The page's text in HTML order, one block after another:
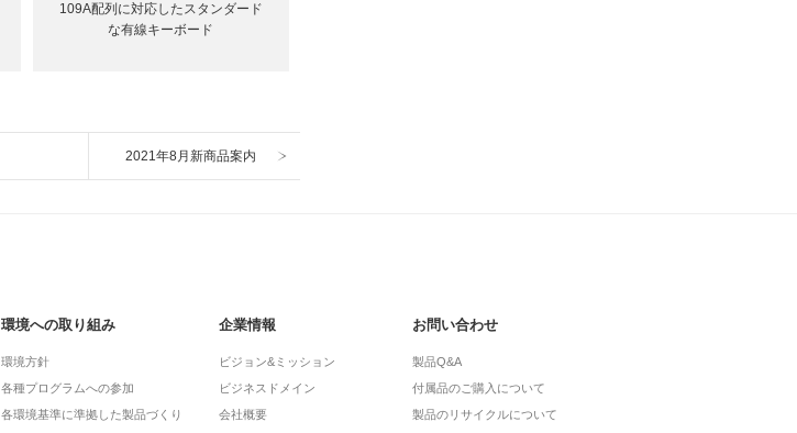
109A配列に対応したスタンダード
な有線キーボード
2021年8月新商品案内
環境への取り組み
環境方針
各種プログラムへの参加
各環境基準に準拠した製品づくり
企業情報
ビジョン&ミッション
ビジネスドメイン
会社概要
お問い合わせ
製品Q&A
付属品のご購入について
製品のリサイクルについて